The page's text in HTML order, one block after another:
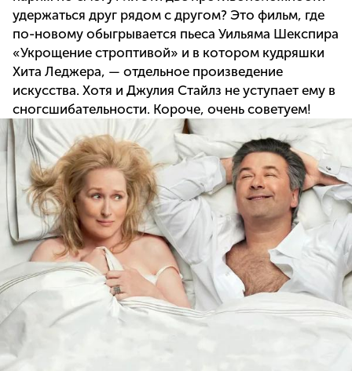
удержаться друг рядом с другом? Это фильм, где
по-новому обыгрывается пьеса Уильяма Шекспира
«Укрощение строптивой» и в котором кудряшки
Хита Леджера, — отдельное произведение
искусства. Хотя и Джулия Стайлз не уступает ему в
сногсшибательности. Короче, очень советуем!